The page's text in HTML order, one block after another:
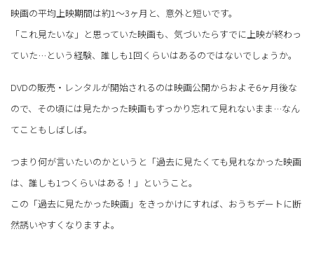
映画の平均上映期間は約1～3ヶ月と、意外と短いです。
「これ見たいな」と思っていた映画も、気づいたらすでに上映が終わっ
ていた…という経験、誰しも1回くらいはあるのではないでしょうか。
DVDの販売・レンタルが開始されるのは映画公開からおよそ6ヶ月後な
ので、その頃には見たかった映画もすっかり忘れて見れないまま…なん
てこともしばしば。
つまり何が言いたいのかというと「過去に見たくても見れなかった映画
は、誰しも1つくらいはある！」ということ。
この「過去に見たかった映画」をきっかけにすれば、おうちデートに断
然誘いやすくなりますよ。